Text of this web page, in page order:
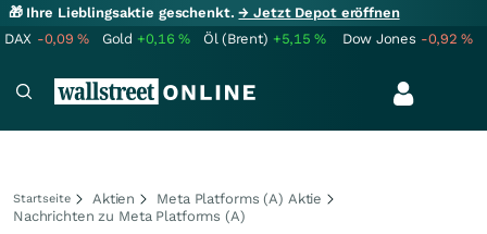
🎁 Ihre Lieblingsaktie geschenkt.→ Jetzt Depot eröffnen
DAX -0,09% Gold +0,16% Öl (Brent) +5,15% Dow Jones -0,92%
Startseite Aktien
Meta Platforms (A) Aktie
Nachrichten zu Meta Platforms (A)